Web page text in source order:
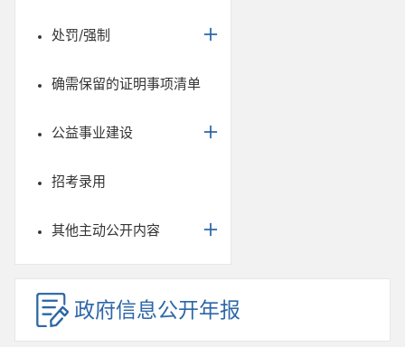
处罚/强制
确需保留的证明事项清单
公益事业建设
招考录用
其他主动公开内容
政府信息公开年报